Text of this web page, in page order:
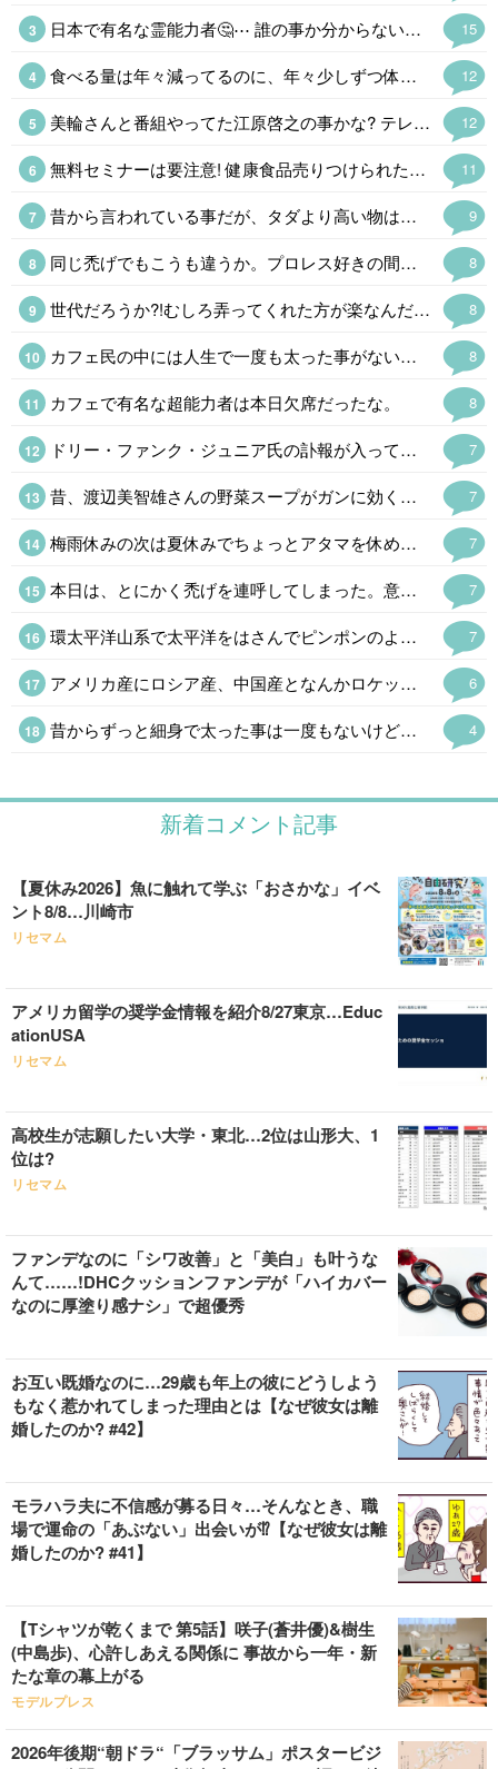
15
日本で有名な霊能力者🤔⋯ 誰の事か分からないけど、美輪さんなら運転してたよ😄
12
食べる量は年々減ってるのに、年々少しずつ体重が増える。 中年太りしない人、ほんと羨ましい。
12
美輪さんと番組やってた江原啓之の事かな? テレビには出てないけど、国分の件で動画出してたよ。 昔やってた番組で、国分は陶芸の道に行くと予言されてたけど、テレビには出なくなったし、予言通りになりそうだね。
11
無料セミナーは要注意! 健康食品売りつけられたり、保険の勧誘とか、罠がある。
9
昔から言われている事だが、タダより高い物はないのだ。入り口は無料、出口は有料。
8
同じ禿げでもこうも違うか。プロレス好きの間で有名な格好いい禿げである。
8
世代だろうか?!むしろ弄ってくれた方が楽なんだが(笑)。そう、禿げてますが何か。変に気を遣われると気不味い。
8
カフェ民の中には人生で一度も太った事がない者や痩せ型が多くて驚く。日本人は太りやすい遺伝子のはずなんだが。メタボ禿げと自虐する者と儂も大して変わらん(笑)。
8
カフェで有名な超能力者は本日欠席だったな。
7
ドリー・ファンク・ジュニア氏の訃報が入って喪に服して自粛。荒法師ジン·キニスキーからNWA世界王座を奪った時は時代が変わったと思った。野球でいえば張本さんの世界からイチローの時代になったようなもので。馬場さんの全日本プロレスはファンク一家あってのものでファンには大恩人。あの世界で85歳で天寿を全うしたのは凄い。
7
昔、渡辺美智雄さんの野菜スープがガンに効くとやってたけど(言い出した無免許医は逮捕)、効能はともかく健康にはよさそうだ。(味は知らんw) ハーバード式はキャベツ、玉ねぎ、ニンジン、カボチャを煮込むという話でカボチャの甘みがあるそうだ。カレー粉を入れたくなるけど。(あ。キャベツがw ) ロカボにもいいというので、やってみるか。
7
梅雨休みの次は夏休みでちょっとアタマを休めるかと思ったら「禿、禿」と連呼されたので「呼んだ?呼んだよね」とオフロスキーになった。←そんなん見とるんですか💀
7
本日は、とにかく禿げを連呼してしまった。意図はしていないのだが(笑)。
7
環太平洋山系で太平洋をはさんでピンポンのように地震や火山の噴火があるのはいつものことだけど、最近は周期が短すぎる。おそらく東海·東南海·南海三連動と富士山噴火というのが2030年代に予想されるけど、少し早まるかも。 私は予知夢と直感。地震雲ウォッチャーなのでかなり怪しいと思われているけど。
6
アメリカ産にロシア産、中国産となんかロケット花火を打ち込んできた北朝鮮産もあるな。学校ならクラス分けなんだけどなぜか同じクラスで同じ班になってる。
4
昔からずっと細身で太った事は一度もないけど、バナナ型だから年取ったらブクブク太って落ちなくなる体質 今はいいけど晩年は巨漢かも 笑
新着コメント記事
【夏休み2026】魚に触れて学ぶ「おさかな」イベ
ント8/8…川崎市
リセマム
アメリカ留学の奨学金情報を紹介8/27東京…Educ
ationUSA
リセマム
高校生が志願したい大学・東北…2位は山形大、1
位は?
リセマム
ファンデなのに「シワ改善」と「美白」も叶うな
んて……!DHCクッションファンデが「ハイカバー
なのに厚塗り感ナシ」で超優秀
お互い既婚なのに…29歳も年上の彼にどうしよう
もなく惹かれてしまった理由とは【なぜ彼女は離
婚したのか? #42】
モラハラ夫に不信感が募る日々…そんなとき、職
場で運命の「あぶない」出会いが⁉【なぜ彼女は離
婚したのか? #41】
【Tシャツが乾くまで 第5話】咲子(蒼井優)&樹生
(中島歩)、心許しあえる関係に 事故から一年・新
たな章の幕上がる
モデルプレス
2026年後期“朝ドラ“「ブラッサム」ポスタービジ